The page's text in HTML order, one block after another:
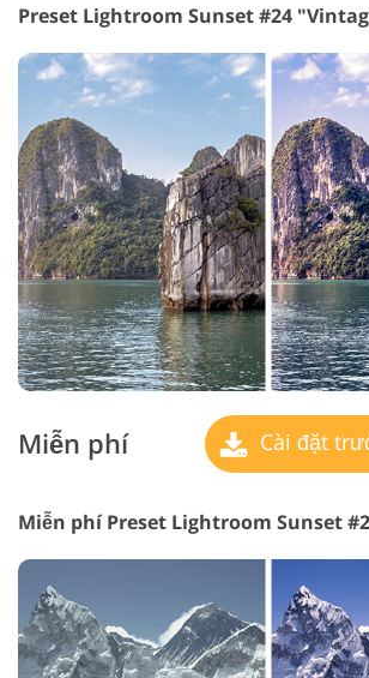
Preset Lightroom Sunset #24
Miễn phí Cài đặt